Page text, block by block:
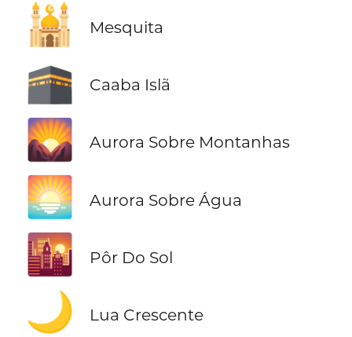
🕌 Mesquita
🕋 Caaba Islã
🌄 Aurora Sobre Montanhas
🌅 Aurora Sobre Água
🌇 Pôr Do Sol
🌙 Lua Crescente